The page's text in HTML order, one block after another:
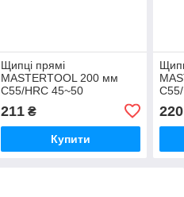
Щипці прямі
MASTERTOOL 200 мм
С55/HRC 45~50
211₴
Купити
220